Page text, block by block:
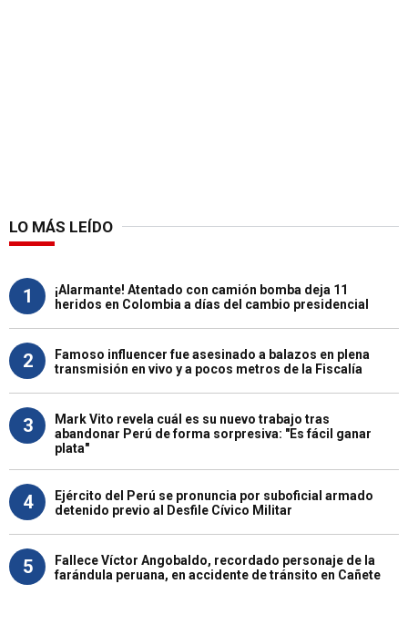
LO MÁS LEÍDO
1
¡Alarmante! Atentado con camión bomba deja 11
heridos en Colombia a días del cambio presidencial
2
Famoso influencer fue asesinado a balazos en plena
transmisión en vivo y a pocos metros de la Fiscalía
3
Mark Vito revela cuál es su nuevo trabajo tras
abandonar Perú de forma sorpresiva: "Es fácil ganar
plata"
4
Ejército del Perú se pronuncia por suboficial armado
detenido previo al Desfile Cívico Militar
5
Fallece Víctor Angobaldo, recordado personaje de la
farándula peruana, en accidente de tránsito en Cañete